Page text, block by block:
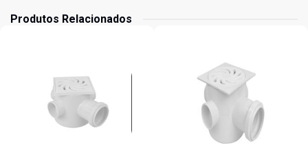
Produtos Relacionados